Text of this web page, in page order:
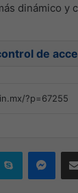
dinámico y
de
Skype